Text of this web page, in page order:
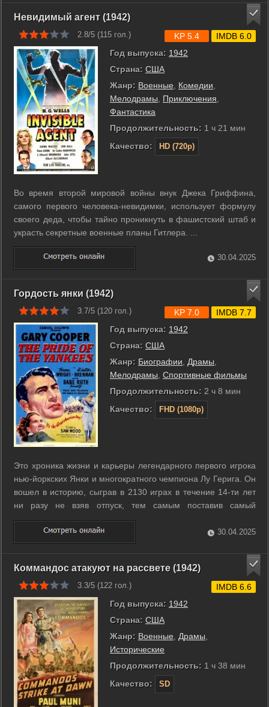
Невидимый агент (1942)
2.8/5 (115 гол.)
Год выпуска: 1942
Страна: США
Жанр: Военные Комедии
Мелодрамы
Приключения
Фантастика
Продолжительность: 1 ч 21 мин
Качество:
HD (720p)
KP 5.4 IMDB 6.0
Во время второй мировой войны внук Джека Гриффина,
самого первого человека-невидимки, использует формулу
своего деда, чтобы тайно проникнуть в фашистский штаб и
украсть секретные военные планы Гитлера. ...
30.04.2025
Гордость янки (1942)
3.7/5 (120 гол.)
Год выпуска: 1942
Страна: США
Жанр: Биографии, Драмы,
Мелодрамы, Спортивные фильмы
Продолжительность: 2 ч 8 мин
Качество:
FHD (1080p)
KP 7.0 IMDB 7.7
Это хроника жизни и карьеры легендарного первого игрока
нью-йоркских Янки и многократного чемпиона Лу Герига. Он
вошел в историю, сыграв в 2130 играх в течение 14-ти лет
ни разу не взяв отпуск, тем самым поставив самый
знаменитый из бейсбольных рекордов и получив прозвище
«Железный человек». В 1932 году во встрече с командой
Филадельфии Гериг стал ...
30.04.2025
Коммандос атакуют на рассвете (1942)
3.3/5 (122 гол.)
Год выпуска: 1942
Страна: США
Жанр: Военные Драмы
Исторические
Продолжительность: 1 ч 38 мин
Качество:
SD
IMDB 6.6